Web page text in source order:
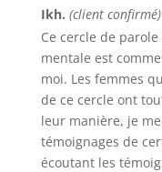
Ikh. (client confirmé)
Ce cercle de
mentale est
moi. Les femmes
de ce cercle ont
leur manière, je
témoignages de
écoutant les